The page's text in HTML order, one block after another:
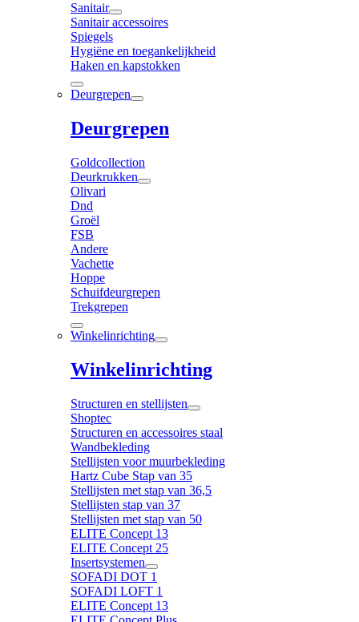
Sanitair
Sanitair accessoires
Spiegels
Hygiëne en toegankelijkheid
Haken en kapstokken
Deurgrepen
Deurgrepen
Goldcollection
Deurkrukken
Olivari
Dnd
Groël
FSB
Andere
Vachette
Hoppe
Schuifdeurgrepen
Trekgrepen
Winkelinrichting
Winkelinrichting
Structuren en stellijsten
Shoptec
Structuren en accessoires staal
Wandbekleding
Stellijsten voor muurbekleding
Hartz Cube Stap van 35
Stellijsten met stap van 36,5
Stellijsten stap van 37
Stellijsten met stap van 50
ELITE Concept 13
ELITE Concept 25
Insertsystemen
SOFADI DOT 1
SOFADI LOFT 1
ELITE Concept 13